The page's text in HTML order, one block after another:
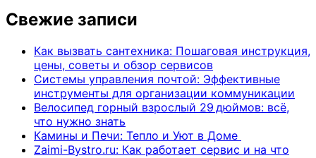
Свежие записи
Как вызвать сантехника: Пошаговая инструкция,
цены, советы и обзор сервисов
Системы управления почтой: Эффективные
инструменты для организации коммуникации
Велосипед горный взрослый 29 дюймов: всё,
что нужно знать
Камины и Печи: Тепло и Уют в Доме
Zaimi-Bystro.ru: Как работает сервис и на что